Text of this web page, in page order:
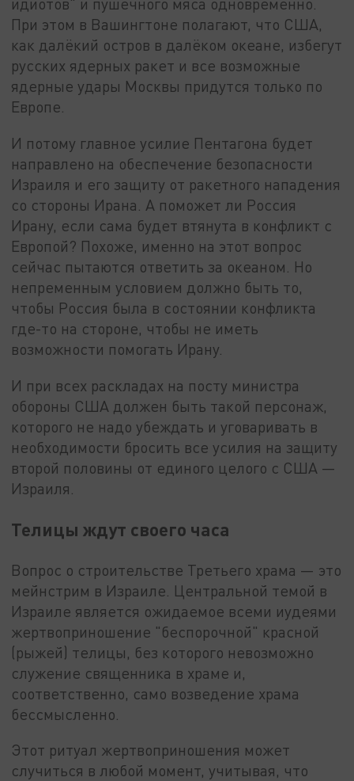
идиотов" и пушечного мяса одновременно.
При этом в Вашингтоне полагают, что США,
как далёкий остров в далёком океане, избегут
русских ядерных ракет и все возможные
ядерные удары Москвы придутся только по
Европе.
И потому главное усилие Пентагона будет
направлено на обеспечение безопасности
Израиля и его защиту от ракетного нападения
со стороны Ирана. А поможет ли Россия
Ирану, если сама будет втянута в конфликт с
Европой? Похоже, именно на этот вопрос
сейчас пытаются ответить за океаном. Но
непременным условием должно быть то,
чтобы Россия была в состоянии конфликта
где-то на стороне, чтобы не иметь
возможности помогать Ирану.
И при всех раскладах на посту министра
обороны США должен быть такой персонаж,
которого не надо убеждать и уговаривать в
необходимости бросить все усилия на защиту
второй половины от единого целого с США —
Израиля.
Телицы ждут своего часа
Вопрос о строительстве Третьего храма — это
мейнстрим в Израиле. Центральной темой в
Израиле является ожидаемое всеми иудеями
жертвоприношение "беспорочной" красной
(рыжей) телицы, без которого невозможно
служение священника в храме и,
соответственно, само возведение храма
бессмысленно.
Этот ритуал жертвоприношения может
случиться в любой момент, учитывая, что